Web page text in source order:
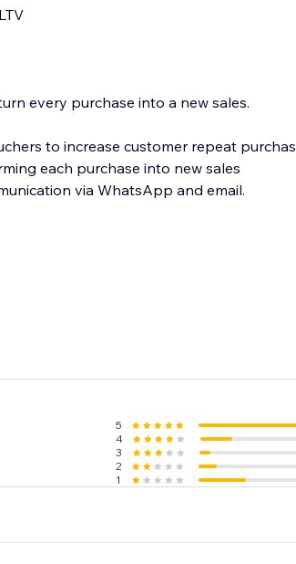
every purchase into a new sales.
to increase customer repeat
each purchase into new sales
via WhatsApp and email.
5
4
3
2
1